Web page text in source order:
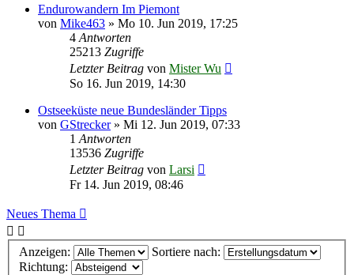
Endurowandern Im Piemont
von Mike463 » Mo 10. Jun 2019, 17:25
4 Antworten
25213 Zugriffe
Letzter Beitrag von Mister Wu
So 16. Jun 2019, 14:30
Ostseeküste neue Bundesländer Tipps
von GStrecker» Mi 12. Jun 2019, 07:33
1 Antworten
13536 Zugriffe
Letzter Beitrag von Larsi
Fr 14. Jun 2019, 08:46
Neues Thema
Anzeigen:
Sortiere nach:
Richtung: